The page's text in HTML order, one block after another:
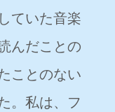
ていた音楽
んだことの
ことのない
。私は、フ